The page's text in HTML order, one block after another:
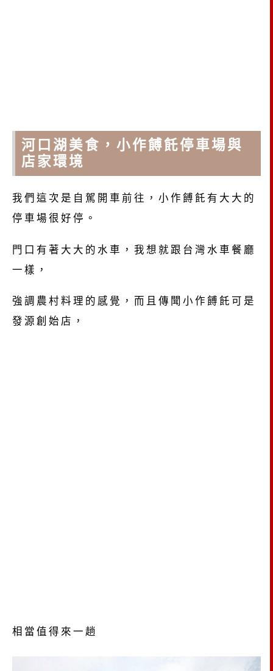
河口湖美食，小作餺飥停車場與
店家環境
我們這次是自駕開車前往，小作餺飥有大大的
停車場很好停。
門口有著大大的水車，我想就跟台灣水車餐廳
一樣，
強調農村料理的感覺，而且傳聞小作餺飥可是
發源創始店，
相當值得來一趟